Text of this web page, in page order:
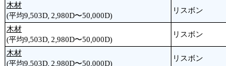
木材
(平均9,503D, 2,980D〜50,000D)
リスボン
木材
(平均9,503D, 2,980D〜50,000D)
リスボン
木材
(平均9,503D, 2,980D〜50,000D)
リスボン